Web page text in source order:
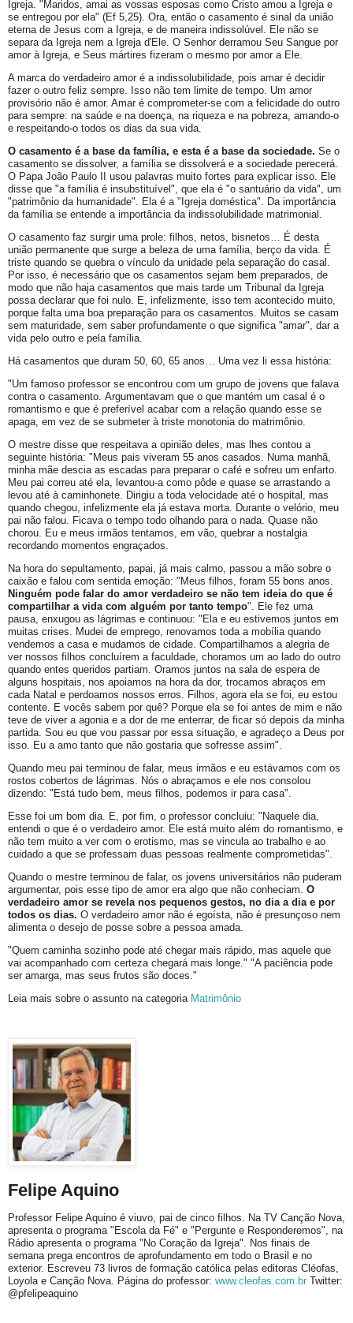
Igreja. "Maridos, amai as vossas esposas como Cristo amou a Igreja e
se entregou por ela" (Ef 5,25). Ora, então o casamento é sinal da união
eterna de Jesus com a Igreja, e de maneira indissolúvel. Ele não se
separa da Igreja nem a Igreja d'Ele. O Senhor derramou Seu Sangue por
amor à Igreja, e Seus mártires fizeram o mesmo por amor a Ele.
A marca do verdadeiro amor é a indissolubilidade, pois amar é decidir
fazer o outro feliz sempre. Isso não tem limite de tempo. Um amor
provisório não é amor. Amar é comprometer-se com a felicidade do outro
para sempre: na saúde e na doença, na riqueza e na pobreza, amando-o
e respeitando-o todos os dias da sua vida.
O casamento é a base da família, e esta é a base da sociedade. Se o
casamento se dissolver, a família se dissolverá e a sociedade perecerá.
O Papa João Paulo II usou palavras muito fortes para explicar isso. Ele
disse que "a família é insubstituível", que ela é "o santuário da vida", um
"patrimônio da humanidade". Ela é a "Igreja doméstica". Da importância
da família se entende a importância da indissolubilidade matrimonial.
O casamento faz surgir uma prole: filhos, netos, bisnetos… É desta
união permanente que surge a beleza de uma família, berço da vida. É
triste quando se quebra o vínculo da unidade pela separação do casal.
Por isso, é necessário que os casamentos sejam bem preparados, de
modo que não haja casamentos que mais tarde um Tribunal da Igreja
possa declarar que foi nulo. E, infelizmente, isso tem acontecido muito,
porque falta uma boa preparação para os casamentos. Muitos se casam
sem maturidade, sem saber profundamente o que significa "amar", dar a
vida pelo outro e pela família.
Há casamentos que duram 50, 60, 65 anos… Uma vez li essa história:
"Um famoso professor se encontrou com um grupo de jovens que falava
contra o casamento. Argumentavam que o que mantém um casal é o
romantismo e que é preferível acabar com a relação quando esse se
apaga, em vez de se submeter à triste monotonia do matrimônio.
O mestre disse que respeitava a opinião deles, mas lhes contou a
seguinte história: "Meus pais viveram 55 anos casados. Numa manhã,
minha mãe descia as escadas para preparar o café e sofreu um enfarto.
Meu pai correu até ela, levantou-a como pôde e quase se arrastando a
levou até à caminhonete. Dirigiu a toda velocidade até o hospital, mas
quando chegou, infelizmente ela já estava morta. Durante o velório, meu
pai não falou. Ficava o tempo todo olhando para o nada. Quase não
chorou. Eu e meus irmãos tentamos, em vão, quebrar a nostalgia
recordando momentos engraçados.
Na hora do sepultamento, papai, já mais calmo, passou a mão sobre o
caixão e falou com sentida emoção: "Meus filhos, foram 55 bons anos.
Ninguém pode falar do amor verdadeiro se não tem ideia do que é
compartilhar a vida com alguém por tanto tempo". Ele fez uma
pausa, enxugou as lágrimas e continuou: "Ela e eu estivemos juntos em
muitas crises. Mudei de emprego, renovamos toda a mobília quando
vendemos a casa e mudamos de cidade. Compartilhamos a alegria de
ver nossos filhos concluírem a faculdade, choramos um ao lado do outro
quando entes queridos partiam. Oramos juntos na sala de espera de
alguns hospitais, nos apoiamos na hora da dor, trocamos abraços em
cada Natal e perdoamos nossos erros. Filhos, agora ela se foi, eu estou
contente. E vocês sabem por quê? Porque ela se foi antes de mim e não
teve de viver a agonia e a dor de me enterrar, de ficar só depois da minha
partida. Sou eu que vou passar por essa situação, e agradeço a Deus por
isso. Eu a amo tanto que não gostaria que sofresse assim".
Quando meu pai terminou de falar, meus irmãos e eu estávamos com os
rostos cobertos de lágrimas. Nós o abraçamos e ele nos consolou
dizendo: "Está tudo bem, meus filhos, podemos ir para casa".
Esse foi um bom dia. E, por fim, o professor concluiu: "Naquele dia,
entendi o que é o verdadeiro amor. Ele está muito além do romantismo, e
não tem muito a ver com o erotismo, mas se vincula ao trabalho e ao
cuidado a que se professam duas pessoas realmente comprometidas".
Quando o mestre terminou de falar, os jovens universitários não puderam
argumentar, pois esse tipo de amor era algo que não conheciam. O
verdadeiro amor se revela nos pequenos gestos, no dia a dia e por
todos os dias. O verdadeiro amor não é egoísta, não é presunçoso nem
alimenta o desejo de posse sobre a pessoa amada.
"Quem caminha sozinho pode até chegar mais rápido, mas aquele que
vai acompanhado com certeza chegará mais longe." "A paciência pode
ser amarga, mas seus frutos são doces."
Leia mais sobre o assunto na categoria Matrimônio
Felipe Aquino
Professor Felipe Aquino é viuvo, pai de cinco filhos. Na TV Canção Nova,
apresenta o programa "Escola da Fé" e "Pergunte e Responderemos", na
Rádio apresenta o programa "No Coração da Igreja". Nos finais de
semana prega encontros de aprofundamento em todo o Brasil e no
exterior. Escreveu 73 livros de formação católica pelas editoras Cléofas,
Loyola e Canção Nova. Página do professor: www.cleofas.com.br Twitter:
@pfelipeaquino